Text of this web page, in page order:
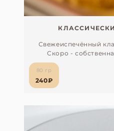
Свежеиспечённый
Скоро -
80 гр
240₽